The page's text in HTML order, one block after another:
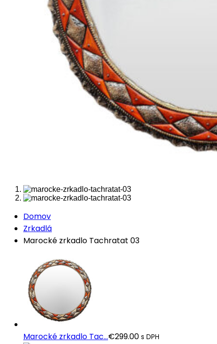
Domov
Zrkadlá
Marocké zrkadlo Tachratat 03
Marocké zrkadlo Tac...€299.00 s DPH